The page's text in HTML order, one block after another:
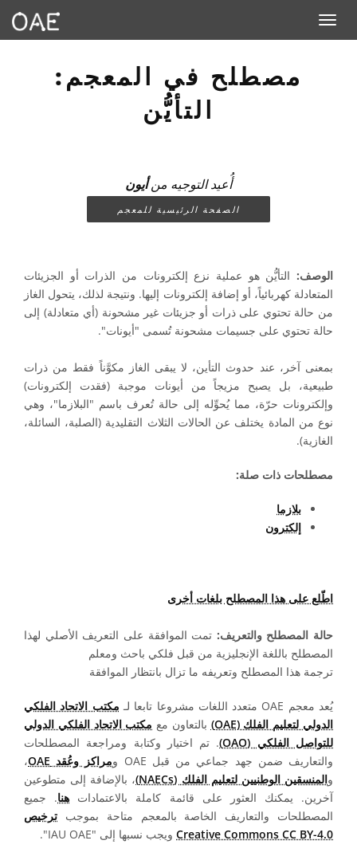
Toggle navigation
مصطلح في المعجم:
التأيُّن
أُعيد التوجيه منأيون
الصفحة الرئيسية للمعجم
الوصف: التأيُّن هو عملية نزع إلكترونات من الذرات أو الجزيئات
المتعادلة كهربائياً، أو إضافة إلكترونات إليها. ونتيجة لذلك، يتحول الغاز
من حالة تحتوي على ذرات أو جزيئات غير مشحونة (أي متعادلة) إلى
حالة تحتوي على جسيمات مشحونة تُسمى "أيونات".
بمعنى آخر، عند حدوث التأين، لا يبقى الغاز مكوَّناً فقط من ذرات
طبيعية، بل يصبح مزيجاً من أيونات موجبة (فقدت إلكترونات)
وإلكترونات حرّة، مما يُحوِّله إلى حالة تُعرف باسم "البلازما"، وهي
نوع من المادة يختلف عن الحالات الثلاث التقليدية (الصلبة، السائلة،
الغازية).
مصطلحات ذات صلة:
بلازما
إلكترون
اطّلع على هذا المصطلح بلغات أخرى
حالة المصطلح والتعريف: تمت الموافقة على التعريف الأصلي لهذا
المصطلح باللغة الإنجليزية من قبل فلكي باحث ومعلم
ترجمة هذا المصطلح وتعريفه ما تزال بانتظار الموافقة
يُعد معجم OAE متعدد اللغات مشروعا تابعا لـ
مكتب الاتحاد الفلكي
الدولي لتعليم الفلك (OAE)
بالتعاون مع مكتب الاتحاد الفلكي الدولي
للتواصل الفلكي (OAO)
. تم اختيار وكتابة ومراجعة المصطلحات
والتعاريف ضمن جهد جماعي من قبل OAE و
مراكز وعُقد OAE
،
والمنسقين الوطنيين لتعليم الفلك (NAECs)
، بالإضافة إلى متطوعين
آخرين. يمكنك العثور على قائمة كاملة بالاعتمادات هنا. جميع
المصطلحات والتعاريف الخاصة بالمعجم متاحة بموجب ترخيص
Creative Commons CC BY-4.0 ويجب نسبها إلى "IAU OAE".